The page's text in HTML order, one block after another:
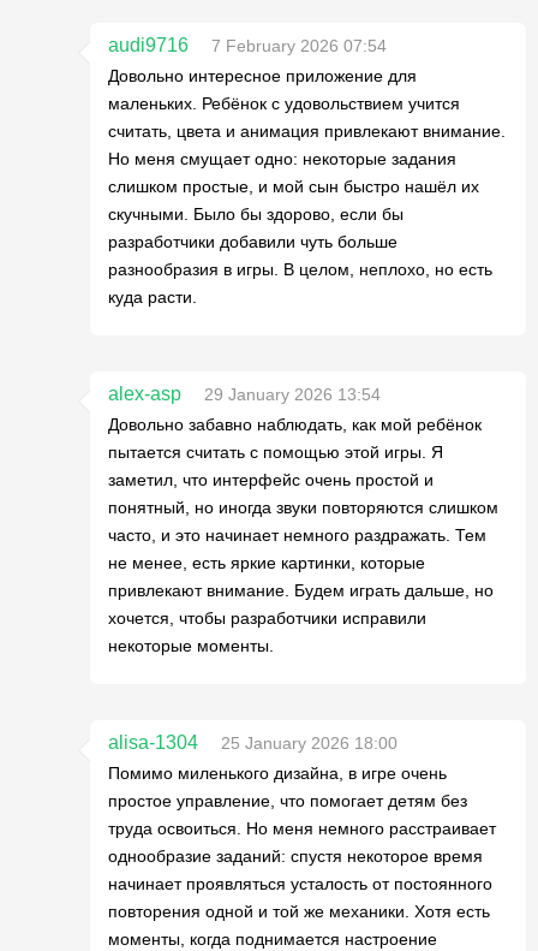
audi9716
7 February 2026 07:54
Довольно интересное приложение для
маленьких. Ребёнок с удовольствием учится
считать, цвета и анимация привлекают внимание.
Но меня смущает одно: некоторые задания
слишком простые, и мой сын быстро нашёл их
скучными. Было бы здорово, если бы
разработчики добавили чуть больше
разнообразия в игры. В целом, неплохо, но есть
куда расти.
alex-asp
29 January 2026 13:54
Довольно забавно наблюдать, как мой ребёнок
пытается считать с помощью этой игры. Я
заметил, что интерфейс очень простой и
понятный, но иногда звуки повторяются слишком
часто, и это начинает немного раздражать. Тем
не менее, есть яркие картинки, которые
привлекают внимание. Будем играть дальше, но
хочется, чтобы разработчики исправили
некоторые моменты.
alisa-1304
25 January 2026 18:00
Помимо миленького дизайна, в игре очень
простое управление, что помогает детям без
труда освоиться. Но меня немного расстраивает
однообразие заданий: спустя некоторое время
начинает проявляться усталость от постоянного
повторения одной и той же механики. Хотя есть
моменты, когда поднимается настроение